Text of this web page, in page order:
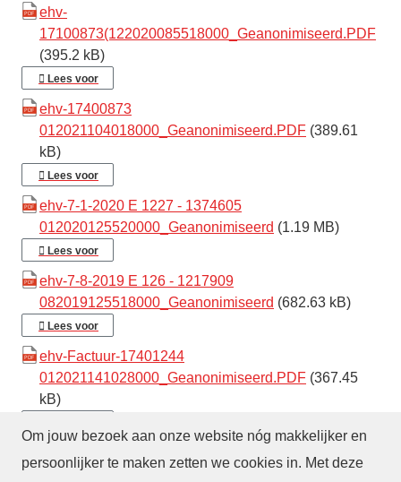
Om jouw bezoek aan onze website nóg makkelijker en
persoonlijker te maken zetten we cookies in. Met deze
ehv-
17100873(122020085518000_Geanonimiseerd.PDF
(395.2 kB)
Lees voor
ehv-17400873
012021104018000_Geanonimiseerd.PDF (389.61
kB)
Lees voor
ehv-7-1-2020 E 1227 - 1374605
012020125520000_Geanonimiseerd (1.19 MB)
Lees voor
ehv-7-8-2019 E 126 - 1217909
082019125518000_Geanonimiseerd (682.63 kB)
Lees voor
ehv-Factuur-17401244
012021141028000_Geanonimiseerd.PDF (367.45
kB)